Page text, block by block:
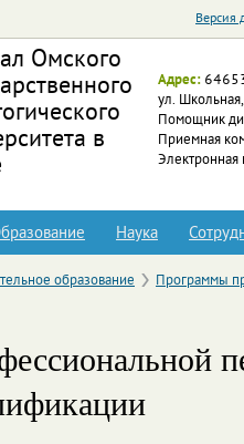
Версия
Омского
в
Адрес:
ул.
Помощник
Приемная
Электронная
Наука
образование
Программы